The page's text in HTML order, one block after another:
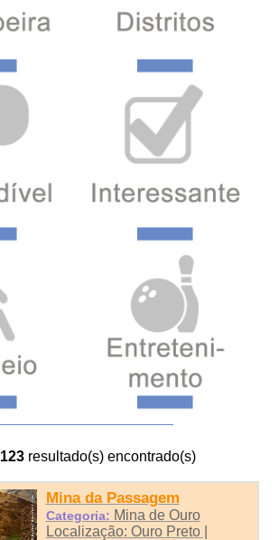
123resultado(s) encontrado(s)
Mina da Passagem
Categoria: Mina de Ouro
Localização: Ouro Preto |